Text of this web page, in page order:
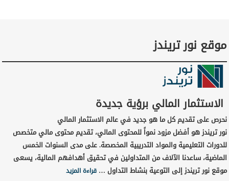
موقع نور تريندز
الاستثمار المالي برؤية جديدة
نحرص على تقديم كل ما هو جديد في عالم الاستثمار المالي
نور تريندز هو أفضل مزود نمواً للمحتوى المالي، تقديم محتوى مالي متخصص
للدورات التعليمية والمواد التدريبية المخصصة. على مدى السنوات الخمس
الماضية، ساعدنا الآلاف من المتداولين في تحقيق أهدافهم المالية، يسعى
موقع نور تريندز إلى التوعية بنشاط التداول …قراءة المزيد